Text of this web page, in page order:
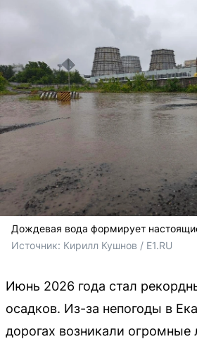
Дождевая вода формирует
Источник: Кирилл Кушнов / E1.RU
Июнь 2026 года стал
осадков. Из-за непогоды в
дорогах возникали